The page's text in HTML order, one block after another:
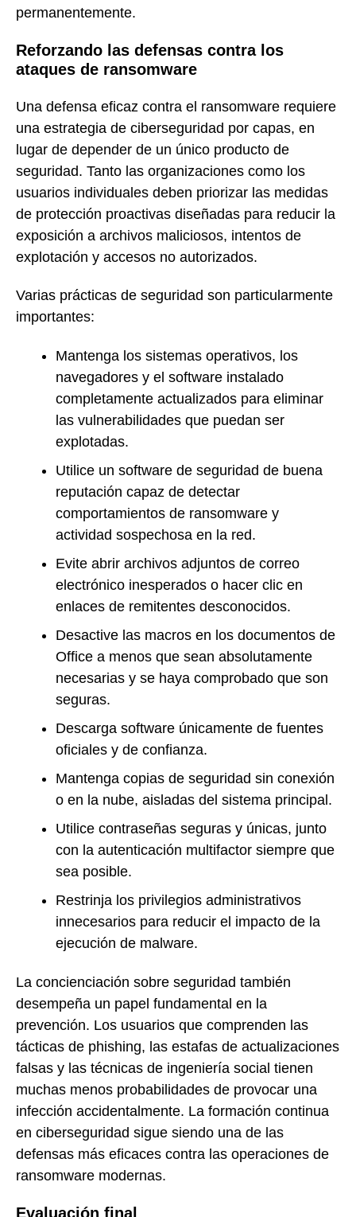
permanentemente.
Reforzando las defensas contra los
ataques de ransomware
Una defensa eficaz contra el ransomware requiere
una estrategia de ciberseguridad por capas, en
lugar de depender de un único producto de
seguridad. Tanto las organizaciones como los
usuarios individuales deben priorizar las medidas
de protección proactivas diseñadas para reducir la
exposición a archivos maliciosos, intentos de
explotación y accesos no autorizados.
Varias prácticas de seguridad son particularmente
importantes:
Mantenga los sistemas operativos, los
navegadores y el software instalado
completamente actualizados para eliminar
las vulnerabilidades que puedan ser
explotadas.
Utilice un software de seguridad de buena
reputación capaz de detectar
comportamientos de ransomware y
actividad sospechosa en la red.
Evite abrir archivos adjuntos de correo
electrónico inesperados o hacer clic en
enlaces de remitentes desconocidos.
Desactive las macros en los documentos de
Office a menos que sean absolutamente
necesarias y se haya comprobado que son
seguras.
Descarga software únicamente de fuentes
oficiales y de confianza.
Mantenga copias de seguridad sin conexión
o en la nube, aisladas del sistema principal.
Utilice contraseñas seguras y únicas, junto
con la autenticación multifactor siempre que
sea posible.
Restrinja los privilegios administrativos
innecesarios para reducir el impacto de la
ejecución de malware.
La concienciación sobre seguridad también
desempeña un papel fundamental en la
prevención. Los usuarios que comprenden las
tácticas de phishing, las estafas de actualizaciones
falsas y las técnicas de ingeniería social tienen
muchas menos probabilidades de provocar una
infección accidentalmente. La formación continua
en ciberseguridad sigue siendo una de las
defensas más eficaces contra las operaciones de
ransomware modernas.
Evaluación final